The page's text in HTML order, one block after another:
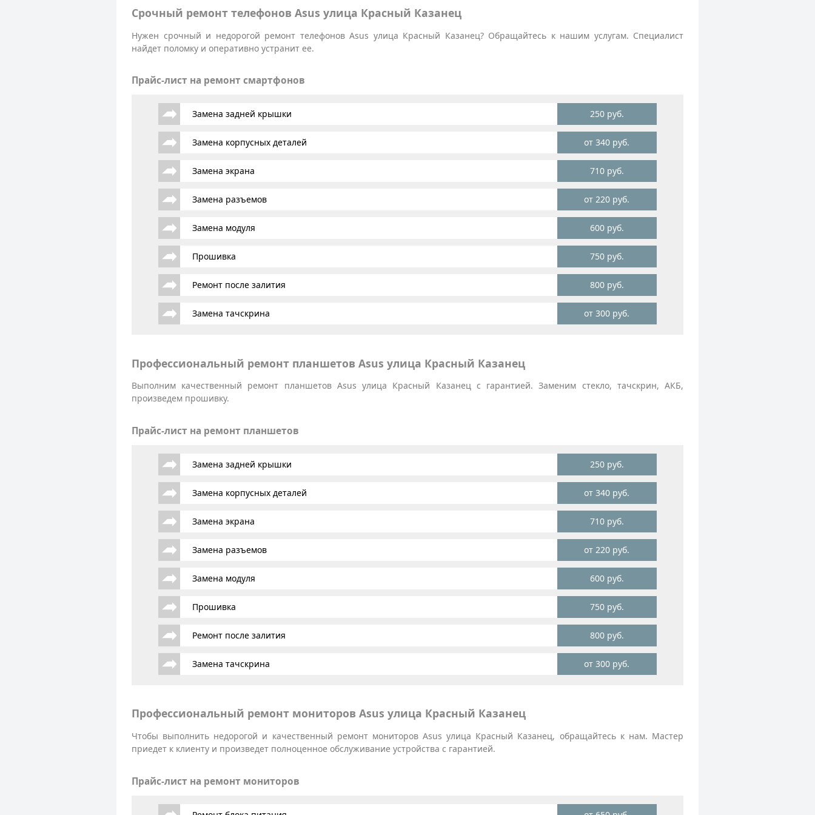
Срочный ремонт телефонов Asus улица Красный Казанец
Нужен срочный и недорогой ремонт телефонов Asus улица Красный Казанец? Обращайтесь к нашим услугам. Специалист
найдет поломку и оперативно устранит ее.
Прайс-лист на ремонт смартфонов
Замена задней крышки 250 руб.
Замена корпусных деталей от 340 руб.
Замена экрана 710 руб.
Замена разъемов от 220 руб.
Замена модуля 600 руб.
Прошивка 750 руб.
Ремонт после залития 800 руб.
Замена тачскрина от 300 руб.
Профессиональный ремонт планшетов Asus улица Красный Казанец
Выполним качественный ремонт планшетов Asus улица Красный Казанец с гарантией. Заменим стекло, тачскрин, АКБ,
произведем прошивку.
Прайс-лист на ремонт планшетов
Замена задней крышки 250 руб.
Замена корпусных деталей от 340 руб.
Замена экрана 710 руб.
Замена разъемов от 220 руб.
Замена модуля 600 руб.
Прошивка 750 руб.
Ремонт после залития 800 руб.
Замена тачскрина от 300 руб.
Профессиональный ремонт мониторов Asus улица Красный Казанец
Чтобы выполнить недорогой и качественный ремонт мониторов Asus улица Красный Казанец, обращайтесь к нам. Мастер
приедет к клиенту и произведет полноценное обслуживание устройства с гарантией.
Прайс-лист на ремонт мониторов